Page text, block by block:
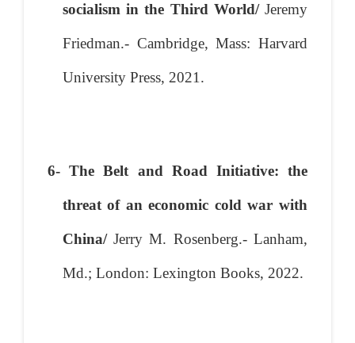
socialism in the Third World/ Jeremy
Friedman.- Cambridge, Mass: Harvard
University Press, 2021.
6- The Belt and Road Initiative: the
threat of an economic cold war with
China/Jerry M. Rosenberg.- Lanham,
Md.; London: Lexington Books, 2022.